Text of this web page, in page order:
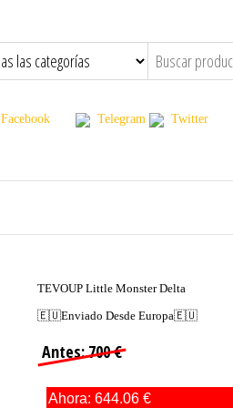
Facebook Telegram Twitter
TEVOUP Little Monster Delta
🇪🇺Enviado Desde Europa🇪🇺
Antes: 700 €
Ahora: 644.06 €